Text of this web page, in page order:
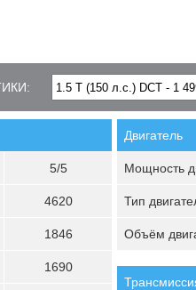
5/5
4620
1846
1690
Двигатель
Мощность
Тип
Объём